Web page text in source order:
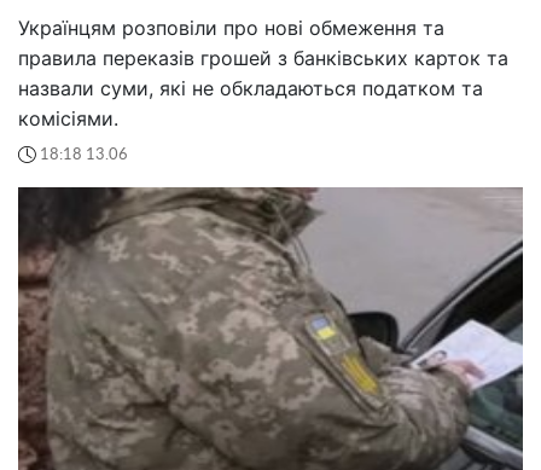
Українцям розповіли про нові обмеження та
правила переказів грошей з банківських карток та
назвали суми, які не обкладаються податком та
комісіями.
18:18 13.06